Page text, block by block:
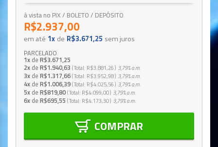
à vista no PIX / BOLETO / DEPÓSITO
R$2.937,00
em até 1x de R$3.671,25 sem juros
PARCELADO
1x de R$3.671,25
2x de R$1.940,63 Total R$3.881,26 3,79%a.m.
3x de R$1.317,66 Total R$3.952,98 3,79%a.m.
4x de R$1.006,39 Total R$4.025,56 3,79%a.m.
5x de R$819,80 Total R$4.099,00 3,79%a.m.
6x de R$695,55 Total R$4.173,30 3,79%a.m.
COMPRAR